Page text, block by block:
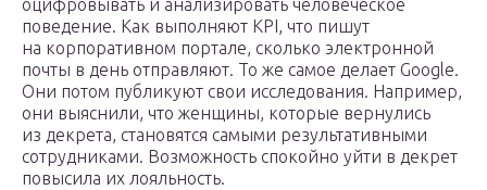
оцифровывать и анализировать человеческое
поведение. Как выполняют KPI, что пишут
на корпоративном портале, сколько электронной
почты в день отправляют. То же самое делает Google.
Они потом публикуют свои исследования. Например,
они выяснили, что женщины, которые вернулись
из декрета, становятся самыми результативными
сотрудниками. Возможность спокойно уйти в декрет
повысила их лояльность.